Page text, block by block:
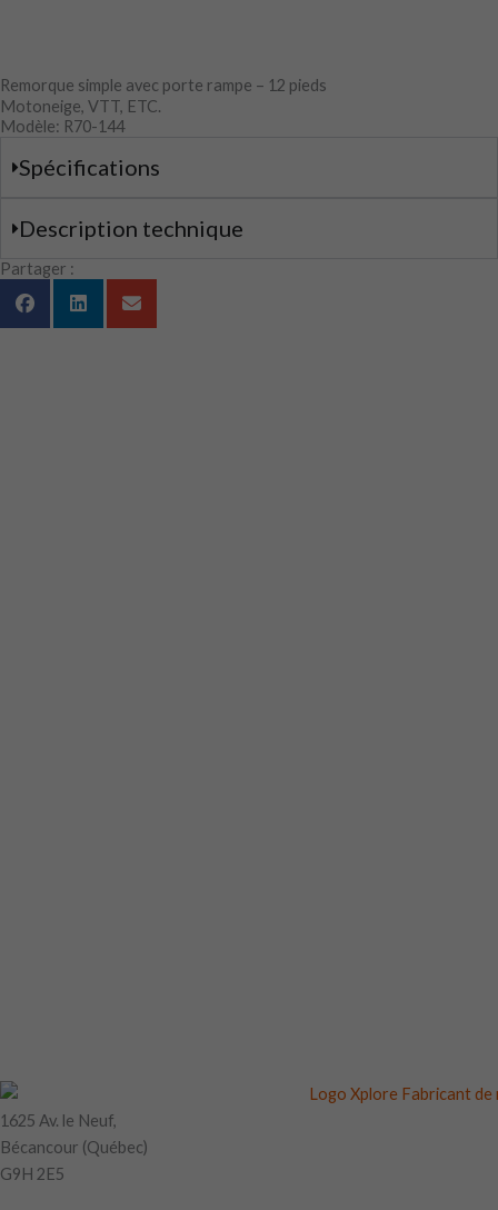
Remorque simple avec porte rampe – 12 pieds
Motoneige, VTT, ETC.
Modèle: R70-144
Spécifications
Description technique
Partager :
1625 Av. le Neuf,
Bécancour (Québec)
G9H 2E5